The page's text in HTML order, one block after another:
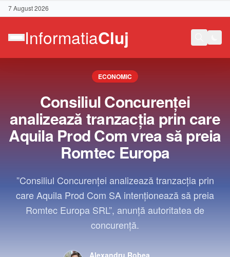
7 August 2026
Contact
ECONOMIC
Consiliul Concurenţei
analizează tranzacţia prin care
Aquila Prod Com vrea să preia
Romtec Europa
”Consiliul Concurenţei analizează tranzacţia prin
care Aquila Prod Com SA intenţionează să preia
Romtec Europa SRL”, anunţă autoritatea de
concurenţă.
Alexandru Robea